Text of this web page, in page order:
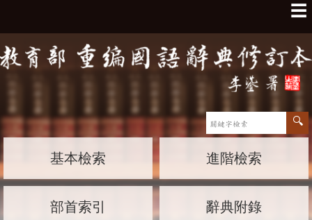
☰
基本檢索 進階檢索
部首索引 辭典附錄